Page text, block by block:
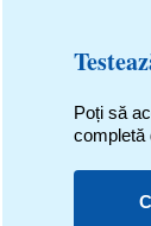
Poți să
completă